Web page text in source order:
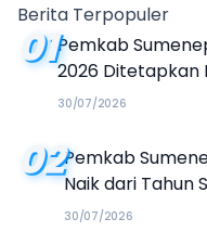
Berita Terpopuler
01Pemkab
2026 Ditetapkan
30/07/2026
02Pemkab
Naik dari Tahun
30/07/2026